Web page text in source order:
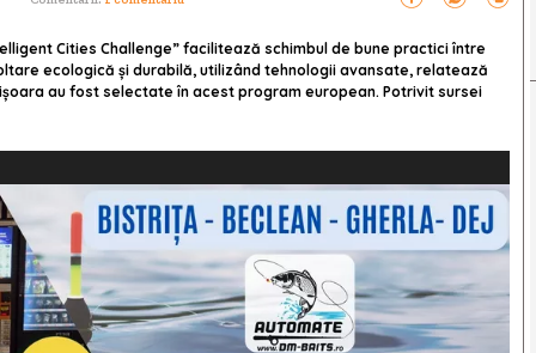
Cities Challenge” facilitează schimbul de bune practici între
ecologică şi durabilă, utilizând tehnologii avansate, relatează
au fost selectate în acest program european. Potrivit sursei